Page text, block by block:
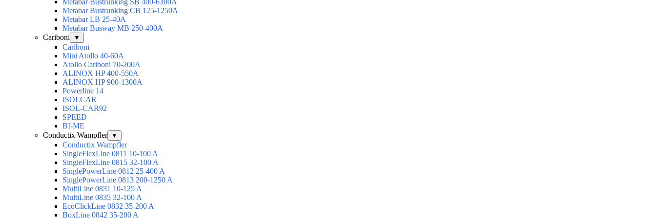
Metabar Bustrunking SB 400-6300A
Metabar Bustrunking CB 125-1250A
Metabar LB 25-40A
Metabar Busway MB 250-400A
Cariboni
▼
Cariboni
Mini Atollo 40-60A
Atollo Cariboni 70-200A
ALINOX HP 400-550A
ALINOX HP 900-1300A
Powerline 14
ISOLCAR
ISOL-CAR92
SPEED
BI-ME
Conductix Wampfler
▼
Conductix Wampfler
SingleFlexLine 0811 10-100 A
SingleFlexLine 0815 32-100 A
SinglePowerLine 0812 25-400 A
SinglePowerLine 0813 200-1250 A
MultiLine 0831 10-125 A
MultiLine 0835 32-100 A
EcoClickLine 0832 35-200 A
BoxLine 0842 35-200 A